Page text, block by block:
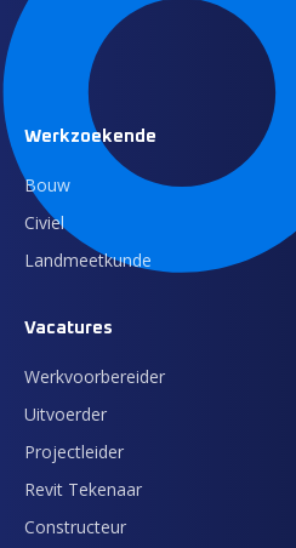
Werkzoekende
Bouw
Civiel
Landmeetkunde
Vacatures
Werkvoorbereider
Uitvoerder
Projectleider
Revit Tekenaar
Constructeur